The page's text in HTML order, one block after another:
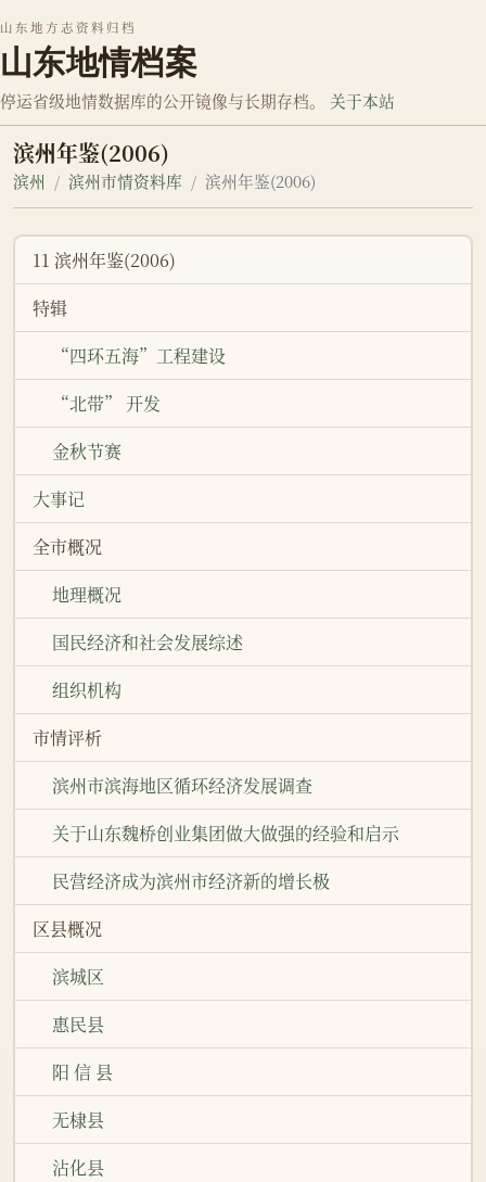
山东地方志资料归档
山东地情档案
停运省级地情数据库的公开镜像与长期存档。 关于本站
滨州年鉴(2006)
滨州 滨州市情资料库 滨州年鉴(2006)
11 滨州年鉴(2006)
特辑
“四环五海”工程建设
“北带” 开发
金秋节赛
大事记
全市概况
地理概况
国民经济和社会发展综述
组织机构
市情评析
滨州市滨海地区循环经济发展调查
关于山东魏桥创业集团做大做强的经验和启示
民营经济成为滨州市经济新的增长极
区县概况
滨城区
惠民县
阳 信 县
无棣县
沾化县